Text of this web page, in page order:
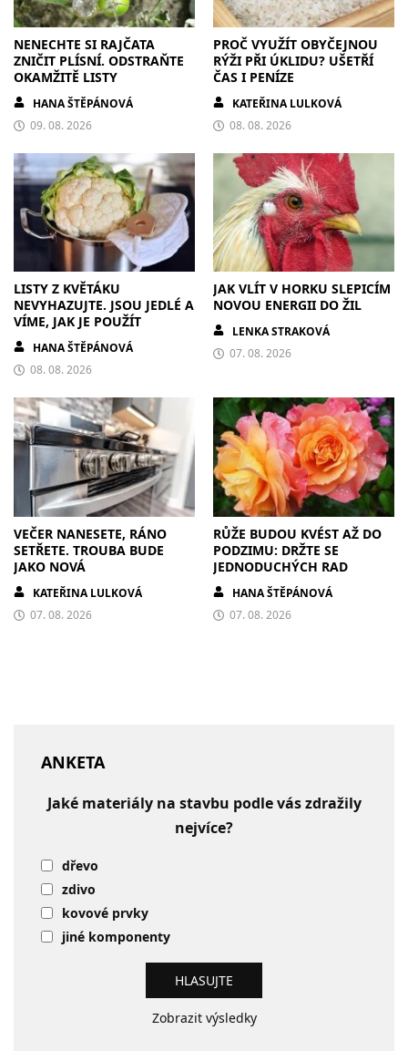
NENECHTE SI RAJČATA
ZNIČIT PLÍSNÍ. ODSTRAŇTE
OKAMŽITĚ LISTY
HANA ŠTĚPÁNOVÁ
09. 08. 2026
PROČ VYUŽÍT OBYČEJNOU
RÝŽI PŘI ÚKLIDU? UŠETŘÍ
ČAS I PENÍZE
KATEŘINA LULKOVÁ
08. 08. 2026
LISTY Z KVĚTÁKU
NEVYHAZUJTE. JSOU JEDLÉ A
VÍME, JAK JE POUŽÍT
HANA ŠTĚPÁNOVÁ
08. 08. 2026
JAK VLÍT V HORKU SLEPICÍM
NOVOU ENERGII DO ŽIL
LENKA STRAKOVÁ
07. 08. 2026
VEČER NANESETE, RÁNO
SETŘETE. TROUBA BUDE
JAKO NOVÁ
KATEŘINA LULKOVÁ
07. 08. 2026
RŮŽE BUDOU KVÉST AŽ DO
PODZIMU: DRŽTE SE
JEDNODUCHÝCH RAD
HANA ŠTĚPÁNOVÁ
07. 08. 2026
ANKETA
Jaké materiály na stavbu podle vás zdražily
nejvíce?
dřevo
zdivo
kovové prvky
jiné komponenty
Zobrazit výsledky